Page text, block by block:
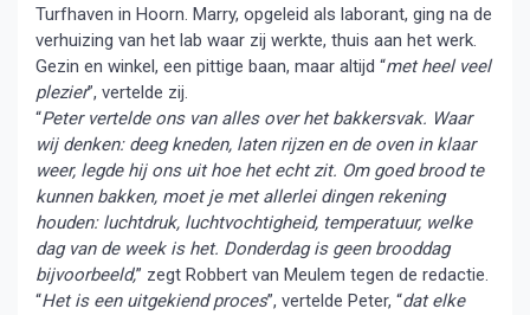
Turfhaven in Hoorn. Marry, opgeleid als laborant, ging na de
verhuizing van het lab waar zij werkte, thuis aan het werk.
Gezin en winkel, een pittige baan, maar altijd “met heel veel
plezier”, vertelde zij.
“Peter vertelde ons van alles over het bakkersvak. Waar
wij denken: deeg kneden, laten rijzen en de oven in klaar
weer, legde hij ons uit hoe het echt zit. Om goed brood te
kunnen bakken, moet je met allerlei dingen rekening
houden: luchtdruk, luchtvochtigheid, temperatuur, welke
dag van de week is het. Donderdag is geen brooddag
bijvoorbeeld,” zegt Robbert van Meulem tegen de redactie.
“Het is een uitgekiend proces”, vertelde Peter, “dat elke